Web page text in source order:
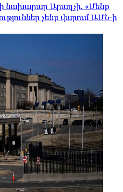
նախարար Արաղչի. «Մենք
չենք վարում ԱՄՆ-ի